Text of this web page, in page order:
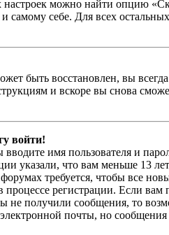
настроек можно найти опцию
самому себе. Для всех
быть восстановлен, вы
и вскоре вы снова
войти!
вводите имя пользователя и
указали, что вам меньше 13
требуется, чтобы все
регистрации. Если
получили сообщения, то
почты, но